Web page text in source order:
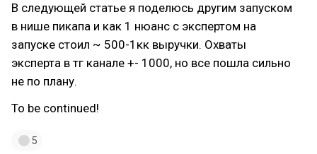
В следующей статье я поделюсь другим запуском
в нише пикапа и как 1 нюанс с экспертом на
запуске стоил ~ 500-1кк выручки. Охваты
эксперта в тг канале +- 1000, но все пошла сильно
не по плану.
To be continued!
5